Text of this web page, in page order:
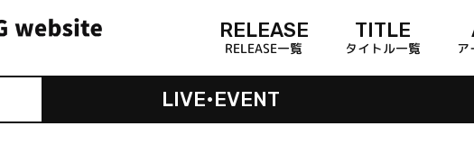
RELEASE
RELEASE一覧
TITLE
タイトル一覧 ア
LIVE•EVENT